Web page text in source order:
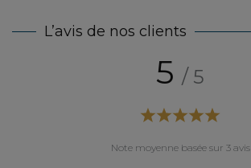
L’avis de nos clients
5 / 5
Note moyenne basée sur 3 avis